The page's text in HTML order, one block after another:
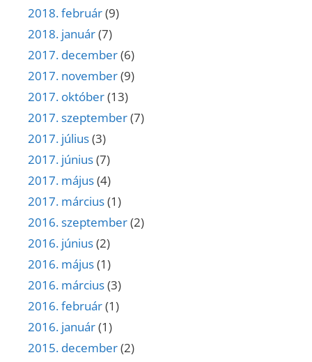
2018. február(9)
2018. január(7)
2017. december(6)
2017. november(9)
2017. október(13)
2017. szeptember(7)
2017. július(3)
2017. június(7)
2017. május(4)
2017. március(1)
2016. szeptember(2)
2016. június(2)
2016. május(1)
2016. március(3)
2016. február(1)
2016. január(1)
2015. december(2)